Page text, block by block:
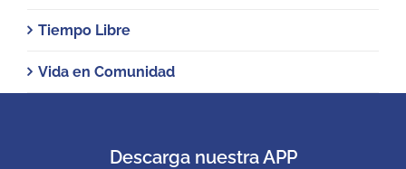
Tiempo Libre
Vida en Comunidad
Descarga nuestra APP